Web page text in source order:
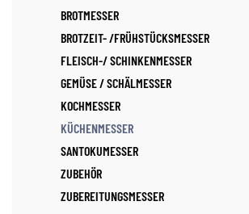
BROTMESSER
BROTZEIT- /FRÜHSTÜCKSMESSER
FLEISCH-/ SCHINKENMESSER
GEMÜSE / SCHÄLMESSER
KOCHMESSER
KÜCHENMESSER
SANTOKUMESSER
ZUBEHÖR
ZUBEREITUNGSMESSER